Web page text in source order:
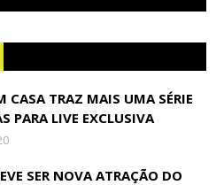
CASA TRAZ MAIS UMA SÉRIE
PARA LIVE EXCLUSIVA
SER NOVA ATRAÇÃO DO